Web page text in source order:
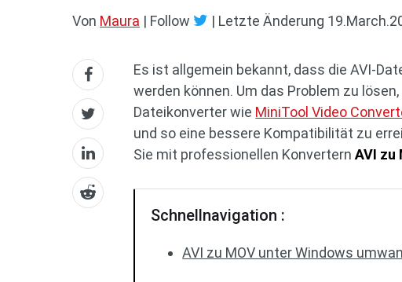
Von Maura | Follow | Letzte Änderung
Es ist allgemein bekannt, dass die AVI-
werden können. Um das Problem zu
Dateikonverter wie MiniTool Video
und so eine bessere Kompatibilität zu
Sie mit professionellen KonverternAVI zu
Schnellnavigation :
AVI zu MOV unter Windows